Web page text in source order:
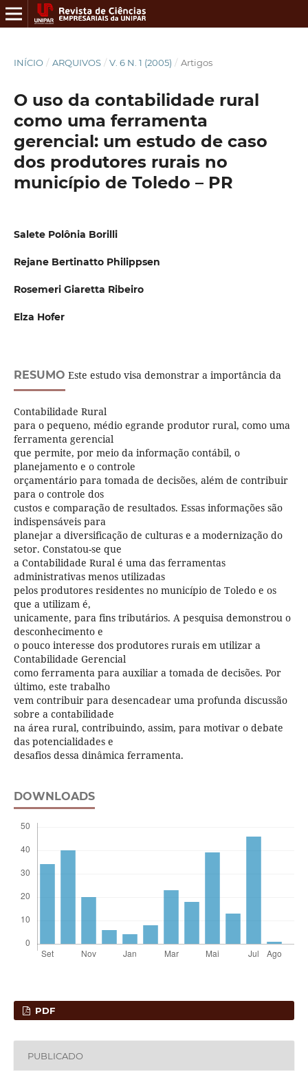
INÍCIO / ARQUIVOS / V. 6 N. 1 (2005) / Artigos
O uso da contabilidade rural
como uma ferramenta
gerencial: um estudo de caso
dos produtores rurais no
município de Toledo – PR
Salete Polônia Borilli
Rejane Bertinatto Philippsen
Rosemeri Giaretta Ribeiro
Elza Hofer
RESUMO Este estudo visa demonstrar a importância da
Contabilidade Rural
para o pequeno, médio egrande produtor rural, como uma
ferramenta gerencial
que permite, por meio da informação contábil, o
planejamento e o controle
orçamentário para tomada de decisões, além de contribuir
para o controle dos
custos e comparação de resultados. Essas informações são
indispensáveis para
planejar a diversificação de culturas e a modernização do
setor. Constatou-se que
a Contabilidade Rural é uma das ferramentas
administrativas menos utilizadas
pelos produtores residentes no município de Toledo e os
que a utilizam é,
unicamente, para fins tributários. A pesquisa demonstrou o
desconhecimento e
o pouco interesse dos produtores rurais em utilizar a
Contabilidade Gerencial
como ferramenta para auxiliar a tomada de decisões. Por
último, este trabalho
vem contribuir para desencadear uma profunda discussão
sobre a contabilidade
na área rural, contribuindo, assim, para motivar o debate
das potencialidades e
desafios dessa dinâmica ferramenta.
DOWNLOADS
PDF
PUBLICADO